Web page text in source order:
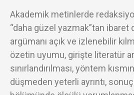
Akademik metinlerde
“daha güzel yazmak”tan ibaret
argümanı açık ve izlenebilir
özetin uyumu, girişte literatür
sınırlandırılması, yöntem
düşmeden yeterli ayrıntı,